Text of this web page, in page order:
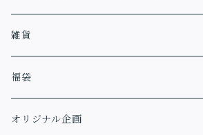
アファメーションカード
雑貨
福袋
オリジナル企画